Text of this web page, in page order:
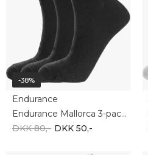
-38%
Endurance
Endurance Mallorca 3-pack low black e131399
DKK 80,- DKK 50,-